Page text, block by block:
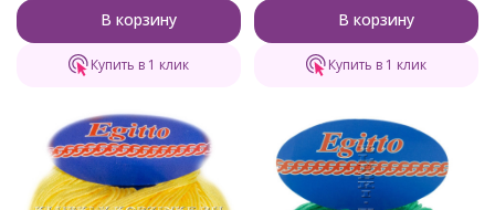
В корзину
Купить в 1 клик
В корзину
Купить в 1 клик